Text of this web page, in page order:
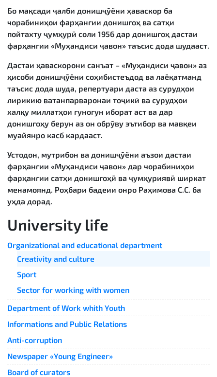
Бо мақсади ҷалби донишҷӯёни ҳаваскор ба
чорабиниҳои фарҳангии донишгоҳ ва сатҳи
пойтахту ҷумҳурӣ соли 1956 дар донишгоҳ дастаи
фарҳангии «Муҳандиси ҷавон» таъсис дода шудааст.
Дастаи ҳаваскорони санъат – «Муҳандиси ҷавон» аз
ҳисоби донишҷӯёни соҳибистеъдод ва лаёқатманд
таъсис дода шуда, репертуари даста аз сурудҳои
лирикию ватанпарваронаи тоҷикӣ ва сурудҳои
халқу миллатҳои гуногун иборат аст ва дар
донишгоҳу берун аз он обрӯву эътибор ва мавқеи
муайянро касб кардааст.
Устодон, мутрибон ва донишҷӯёни аъзои дастаи
фарҳангии «Муҳандиси ҷавон» дар чорабиниҳои
фарҳангии сатҳи донишгоҳӣ ва ҷумҳуриявӣ ширкат
менамоянд. Роҳбари бадеии онро Раҳимова С.С. ба
уҳда дорад.
University life
Organizational and educational department
Creativity and culture
Sport
Sector for working with women
Department of Work whith Youth
Informations and Public Relations
Anti-corruption
Newspaper «Young Engineer»
Board of curators